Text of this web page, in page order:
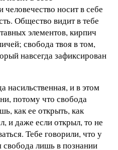
носит в себе
Общество видит в тебе
элементов, кирпич
свобода твоя в том,
навсегда зафиксирован
насильственная, и в этом
потому что свобода
как ее открыть, как
и даже если открыл, то не
Тебе говорили, что у
свобода лишь в познании